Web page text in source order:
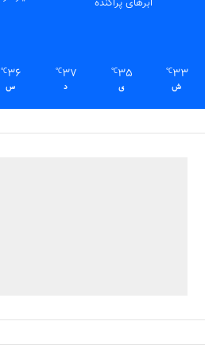
ابرهای پراکنده
33
℃
ش
35
℃
ی
37
℃
د
36
℃
س